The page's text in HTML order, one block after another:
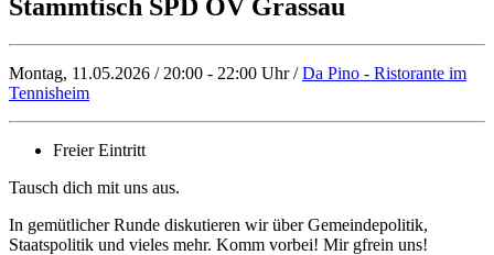
Stammtisch SPD OV Grassau
Montag, 11.05.2026 / 20:00 - 22:00 Uhr /Da Pino - Ristorante im
Tennisheim
Freier Eintritt
Tausch dich mit uns aus.
In gemütlicher Runde diskutieren wir über Gemeindepolitik,
Staatspolitik und vieles mehr. Komm vorbei! Mir gfrein uns!